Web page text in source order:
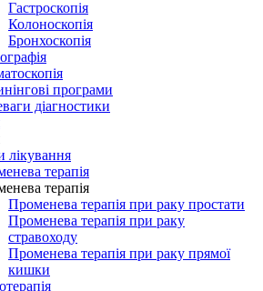
Гастроскопія
Колоноскопія
Бронхоскопія
програми
діагностики
лікування
терапія
терапія
Променева терапія при раку простати
Променева терапія при раку
стравоходу
Променева терапія при раку прямої
кишки